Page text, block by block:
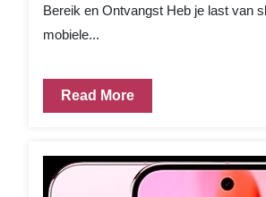
Bereik en Ontvangst Heb je last van
mobiele...
Read More